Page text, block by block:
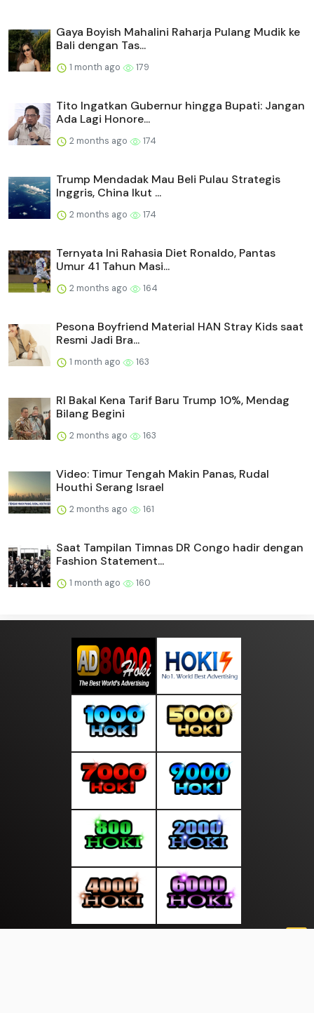
Gaya Boyish Mahalini Raharja Pulang Mudik ke
Bali dengan Tas...
1 month ago 179
Tito Ingatkan Gubernur hingga Bupati: Jangan
Ada Lagi Honore...
2 months ago 174
Trump Mendadak Mau Beli Pulau Strategis
Inggris, China Ikut ...
2 months ago 174
Ternyata Ini Rahasia Diet Ronaldo, Pantas
Umur 41 Tahun Masi...
2 months ago 164
Pesona Boyfriend Material HAN Stray Kids saat
Resmi Jadi Bra...
1 month ago 163
RI Bakal Kena Tarif Baru Trump 10%, Mendag
Bilang Begini
2 months ago 163
Video: Timur Tengah Makin Panas, Rudal
Houthi Serang Israel
2 months ago 161
Saat Tampilan Timnas DR Congo hadir dengan
Fashion Statement...
1 month ago 160